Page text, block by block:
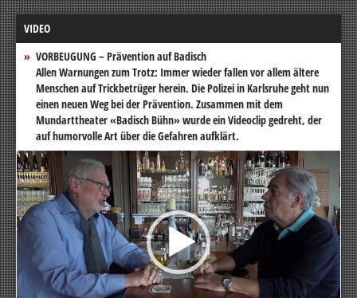
VIDEO
VORBEUGUNG – Prävention auf Badisch
Allen Warnungen zum Trotz: Immer wieder fallen vor allem ältere
Menschen auf Trickbetrüger herein. Die Polizei in Karlsruhe geht nun
einen neuen Weg bei der Prävention. Zusammen mit dem
Mundarttheater «Badisch Bühn» wurde ein Videoclip gedreht, der
auf humorvolle Art über die Gefahren aufklärt.
Video-
Player